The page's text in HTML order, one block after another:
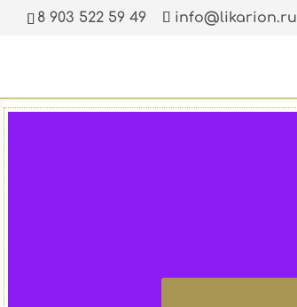
8 903 522 59 49 info@likarion.ru